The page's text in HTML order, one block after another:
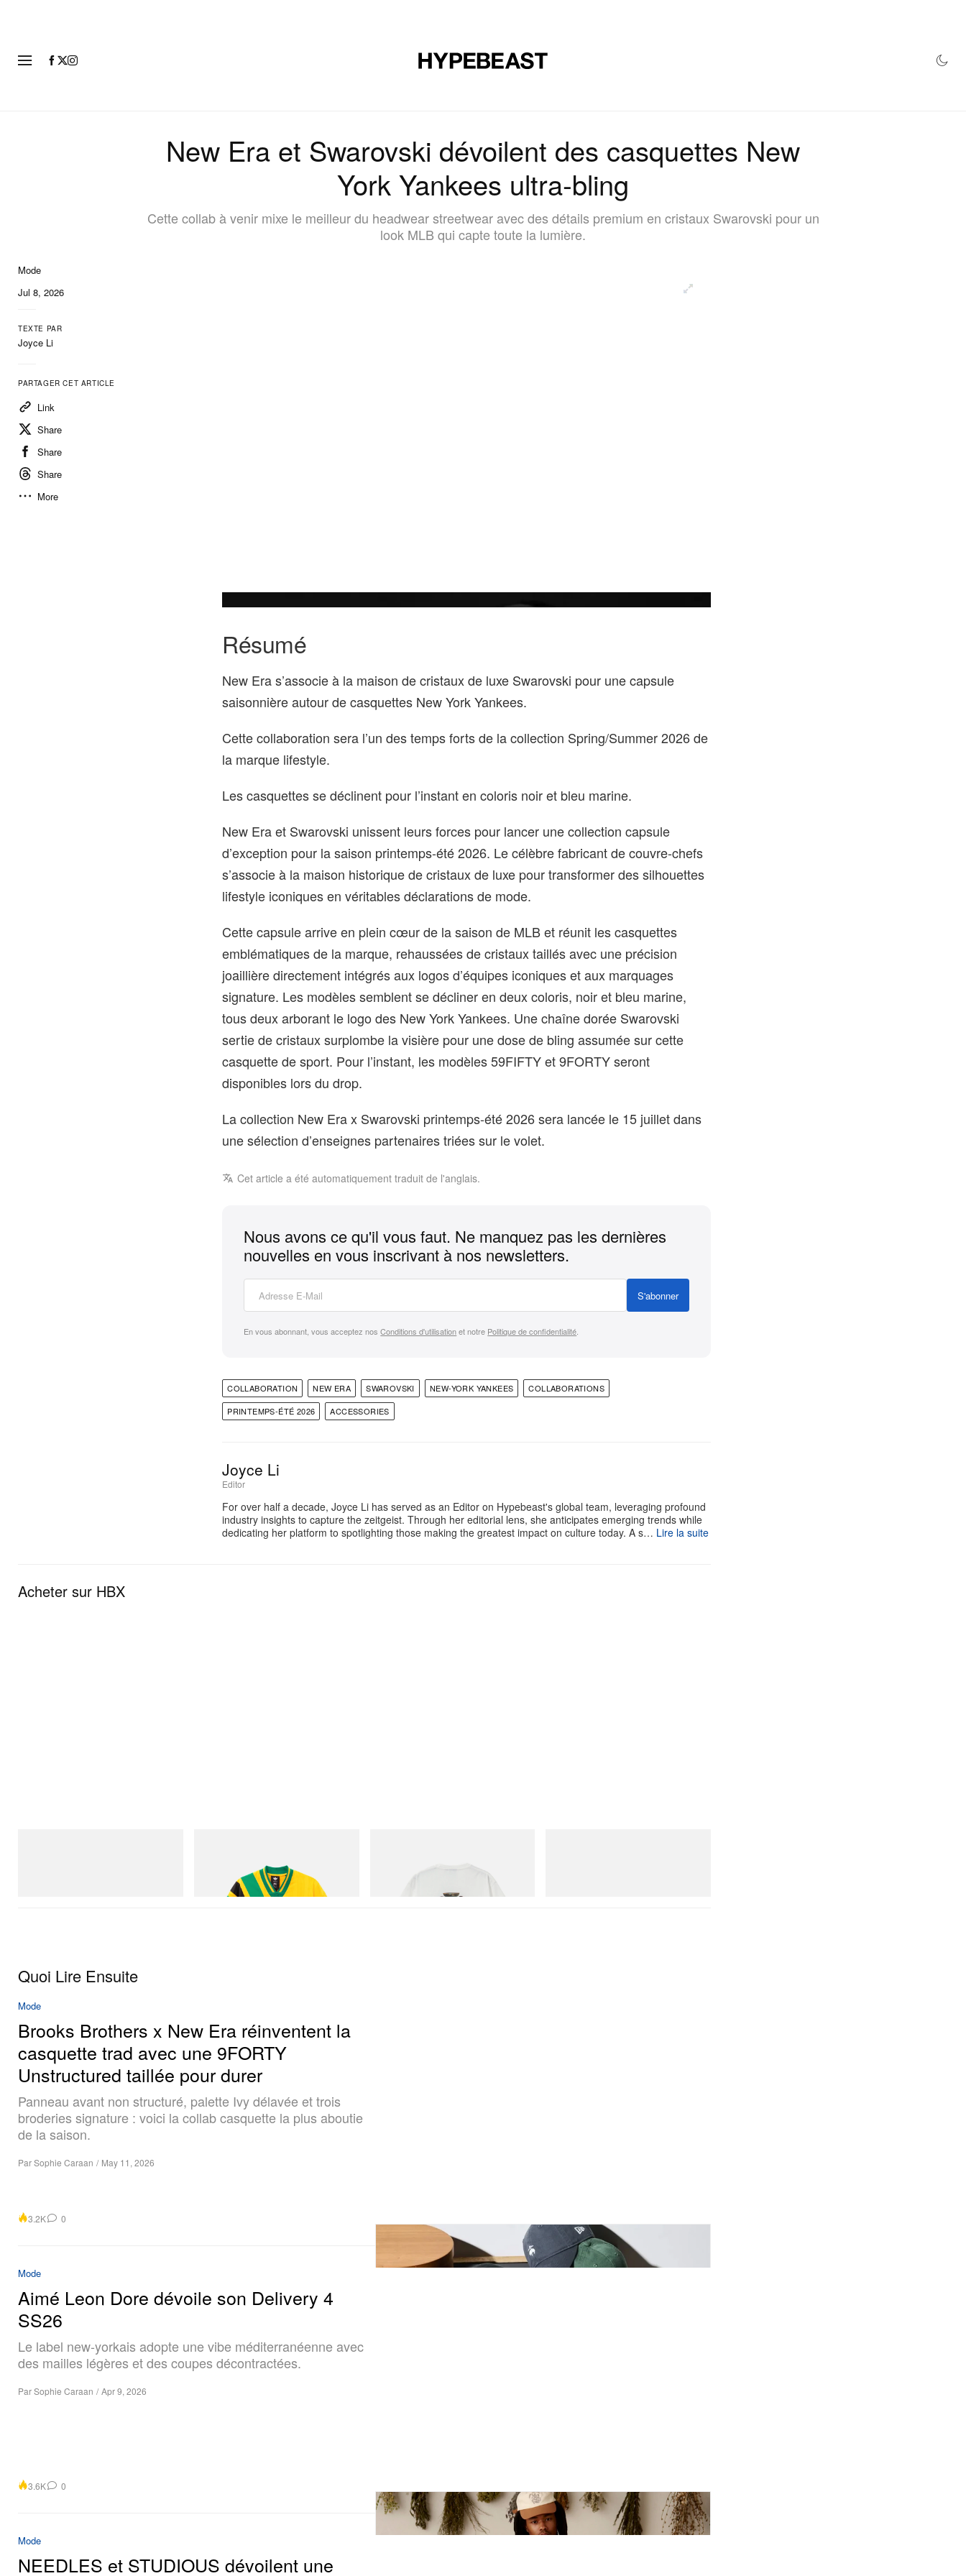
New Era et Swarovski dévoilent des casquettes New
York Yankees ultra‑bling
Cette collab à venir mixe le meilleur du headwear streetwear avec des détails premium en cristaux Swarovski pour un
look MLB qui capte toute la lumière.
Mode
Jul 8, 2026
TEXTE PAR
Joyce Li
PARTAGER CET ARTICLE
Link
Share
Share
Share
More
Résumé
New Era s’associe à la maison de cristaux de luxe Swarovski pour une capsule
saisonnière autour de casquettes New York Yankees.
Cette collaboration sera l’un des temps forts de la collection Spring/Summer 2026 de
la marque lifestyle.
Les casquettes se déclinent pour l’instant en coloris noir et bleu marine.
New Era et Swarovski unissent leurs forces pour lancer une collection capsule
d’exception pour la saison printemps-été 2026. Le célèbre fabricant de couvre-chefs
s’associe à la maison historique de cristaux de luxe pour transformer des silhouettes
lifestyle iconiques en véritables déclarations de mode.
Cette capsule arrive en plein cœur de la saison de MLB et réunit les casquettes
emblématiques de la marque, rehaussées de cristaux taillés avec une précision
joaillière directement intégrés aux logos d’équipes iconiques et aux marquages
signature. Les modèles semblent se décliner en deux coloris, noir et bleu marine,
tous deux arborant le logo des New York Yankees. Une chaîne dorée Swarovski
sertie de cristaux surplombe la visière pour une dose de bling assumée sur cette
casquette de sport. Pour l’instant, les modèles 59FIFTY et 9FORTY seront
disponibles lors du drop.
La collection New Era x Swarovski printemps-été 2026 sera lancée le 15 juillet dans
une sélection d’enseignes partenaires triées sur le volet.
Cet article a été automatiquement traduit de l'anglais.
Nous avons ce qu'il vous faut. Ne manquez pas les dernières
nouvelles en vous inscrivant à nos newsletters.
S'abonner
En vous abonnant, vous acceptez nosConditions d'utilisationet notre Politique de confidentialité
COLLABORATION NEW ERA SWAROVSKI NEW-YORK YANKEES
COLLABORATIONS
PRINTEMPS-ÉTÉ 2026
ACCESSORIES
Joyce Li
Editor
For over half a decade, Joyce Li has served as an Editor on Hypebeast's global team, leveraging profound
industry insights to capture the zeitgeist. Through her editorial lens, she anticipates emerging trends while
dedicating her platform to spotlighting those making the greatest impact on culture today. A s… Lire la suite
Acheter sur HBX
Acheter maintenant
Acheter maintenant
Quoi Lire Ensuite
Mode
Brooks Brothers x New Era réinventent la
casquette trad avec une 9FORTY
Unstructured taillée pour durer
Panneau avant non structuré, palette Ivy délavée et trois
broderies signature : voici la collab casquette la plus aboutie
de la saison.
ParSophie Caraan / May 11, 2026
3.2K 0
Mode
Aimé Leon Dore dévoile son Delivery 4
SS26
Le label new-yorkais adopte une vibe méditerranéenne avec
des mailles légères et des coupes décontractées.
ParSophie Caraan / Apr 9, 2026
3.6K 0
Mode
NEEDLES et STUDIOUS dévoilent une